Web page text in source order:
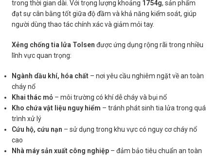
trong thời gian dài. Với trọng lượng khoảng 1754g, sản phẩm
đạt sự cân bằng tốt giữa độ đầm và khả năng kiểm soát, giúp
người dùng thao tác chính xác và giảm mỏi tay.
Xẻng chống tia lửa Tolsen được ứng dụng rộng rãi trong nhiều
lĩnh vực quan trọng:
Ngành dầu khí, hóa chất – nơi yêu cầu nghiêm ngặt về an toàn
cháy nổ
Khai thác mỏ – môi trường có khí dễ cháy và bụi nổ
Kho chứa vật liệu nguy hiểm – tránh phát sinh tia lửa trong quá
trình xử lý
Cứu hộ, cứu nạn – sử dụng trong khu vực có nguy cơ cháy nổ
cao
Nhà máy sản xuất công nghiệp – đảm bảo tiêu chuẩn an toàn